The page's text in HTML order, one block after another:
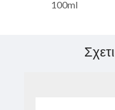
100ml